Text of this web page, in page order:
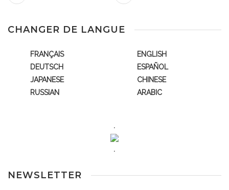
CHANGER DE LANGUE
FRANÇAIS
ENGLISH
DEUTSCH
ESPAÑOL
JAPANESE
CHINESE
RUSSIAN
ARABIC
.
.
NEWSLETTER